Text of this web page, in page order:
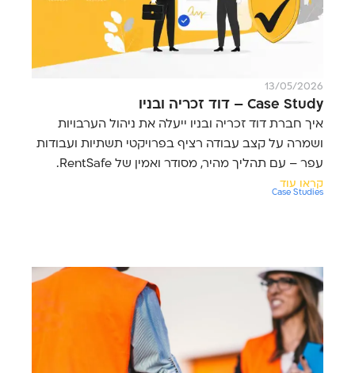
13/05/2026
Case Study – דוד זכריה ובניו
איך חברת דוד זכריה ובניו ייעלה את ניהול הערבויות
ושמרה על קצב עבודה רציף בפרויקטי תשתיות ועבודות
עפר – עם תהליך מהיר, מסודר ואמין של RentSafe.
קראו עוד
Case Studies